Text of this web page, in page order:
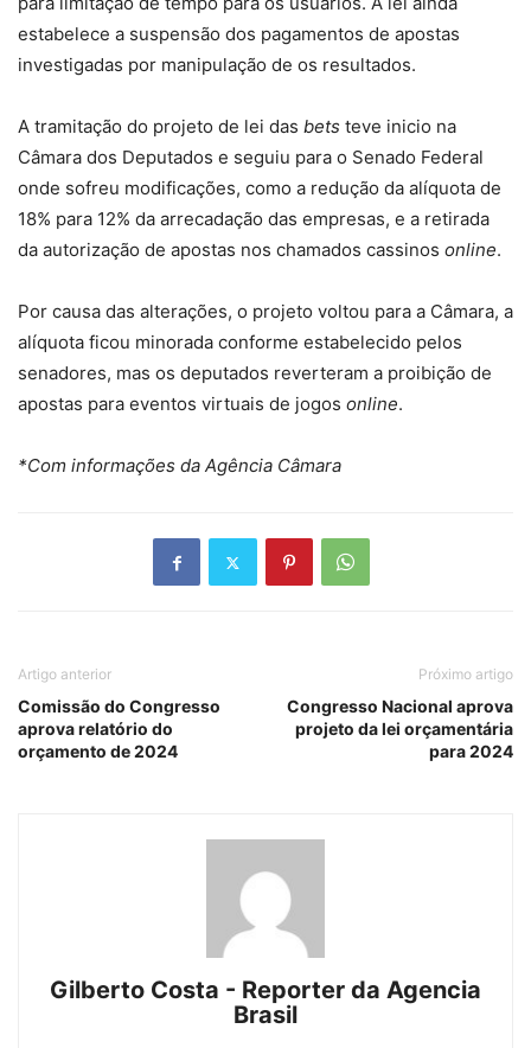
estabelece a suspensão dos pagamentos de apostas
investigadas por manipulação de os resultados.
A tramitação do projeto de lei das bets teve inicio na
Câmara dos Deputados e seguiu para o Senado Federal
onde sofreu modificações, como a redução da alíquota de
18% para 12% da arrecadação das empresas, e a retirada
da autorização de apostas nos chamados cassinos online.
Por causa das alterações, o projeto voltou para a Câmara, a
alíquota ficou minorada conforme estabelecido pelos
senadores, mas os deputados reverteram a proibição de
apostas para eventos virtuais de jogos online.
*Com informações da Agência Câmara
Artigo anterior
Comissão do Congresso
aprova relatório do
orçamento de 2024
Próximo artigo
Congresso Nacional aprova
projeto da lei orçamentária
para 2024
Gilberto Costa - Reporter da Agencia
Brasil